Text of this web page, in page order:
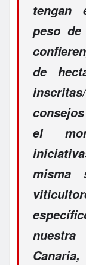
tengan
peso
de
el
misma